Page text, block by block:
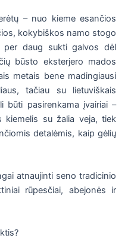
– nuo kieme esančios
kokybiškos namo stogo
daug sukti galvos dėl
būsto eksterjero mados
metais bene madingiausi
tačiau su lietuviškais
būti pasirenkama įvairiai –
kiemelis su žalia veja, tiek
detalėmis, kaip gėlių
atnaujinti seno tradicinio
rūpesčiai, abejonės ir